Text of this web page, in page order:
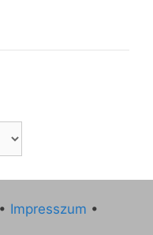
• Impresszum •